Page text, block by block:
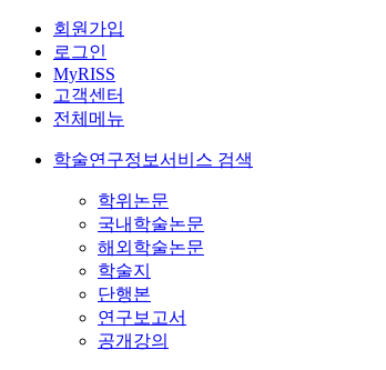
회원가입
로그인
MyRISS
고객센터
전체메뉴
학술연구정보서비스 검색
학위논문
국내학술논문
해외학술논문
학술지
단행본
연구보고서
공개강의